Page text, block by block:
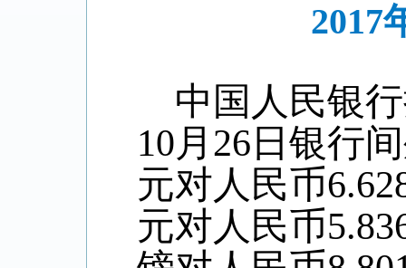
2017
中国人民银
10月 26 日银行
元对人民币6.
元对人民币5.